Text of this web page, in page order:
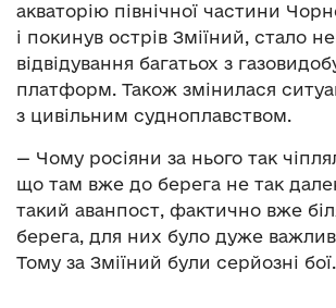
акваторію північної частини
і покинув острів Зміїний, стало
відвідування багатьох з
платформ. Також змінилася
з цивільним судноплавством.
— Чому росіяни за нього так
що там вже до берега не так
такий аванпост, фактично вже
берега, для них було дуже
Тому за Зміїний були серйозні бої.